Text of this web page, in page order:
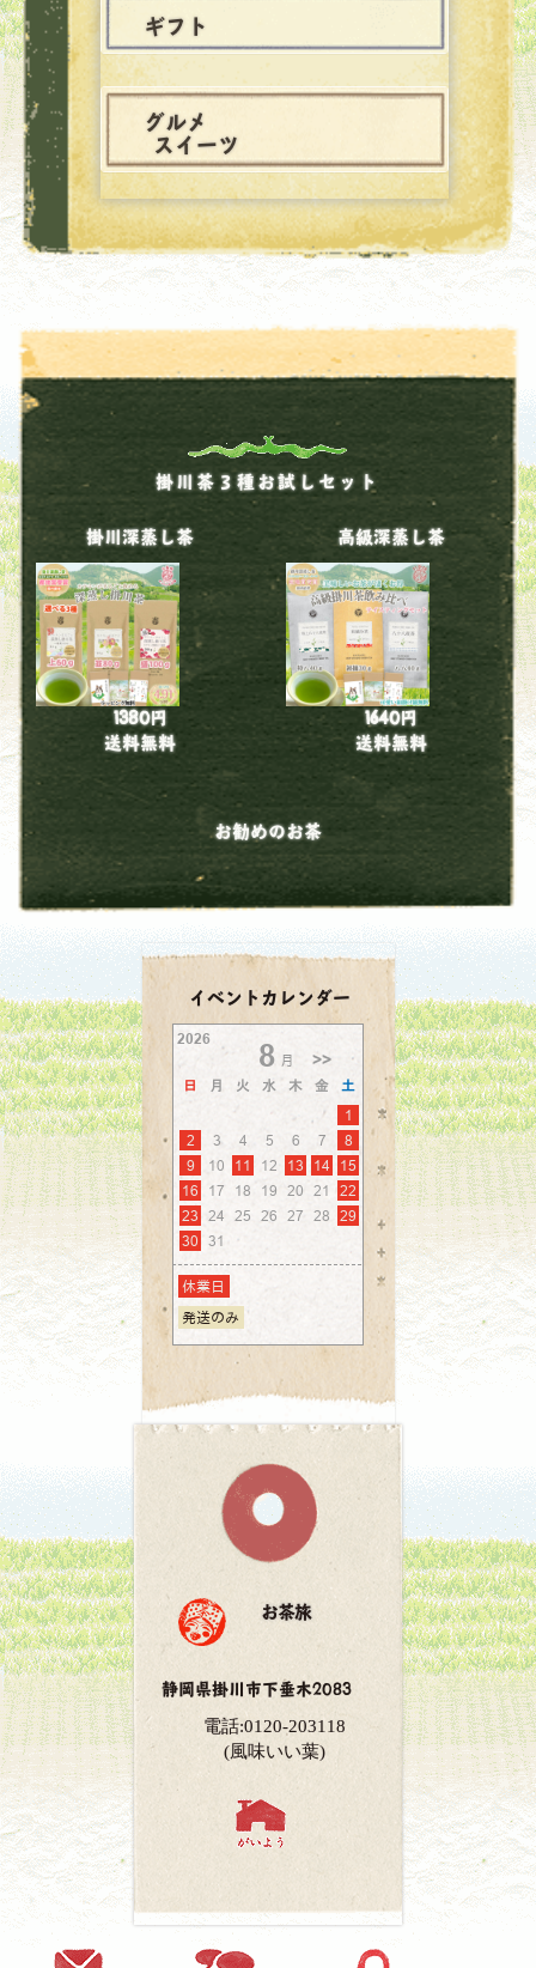
ギフト
グルメ
スイーツ
掛川茶３種お試しセット
掛川深蒸し茶
1380円
送料無料
高級深蒸し茶
1640円
送料無料
お勧めのお茶
イベントカレンダー
お茶旅
静岡県掛川市下垂木2083
電話:0120-203118
(風味いい葉)